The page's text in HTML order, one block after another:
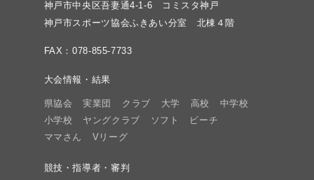
神戸市中央区吾妻通4-1-6 コミスタ神戸
神戸市スポーツ協会ふきあい分室 北棟４階
FAX：078-855-7733
大会情報・結果
県協会 実業団 クラブ 大学 高校
中学校
小学校
ヤングクラブ ソフト
ビーチ
ママさん
Vリーグ
競技・指導者・審判